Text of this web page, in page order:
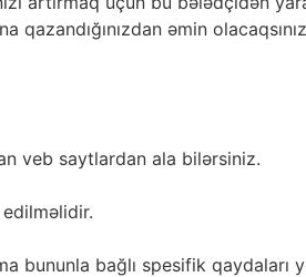
əmin
veb saytlardan ala bilərsiniz.
bununla bağlı spesifik qaydaları